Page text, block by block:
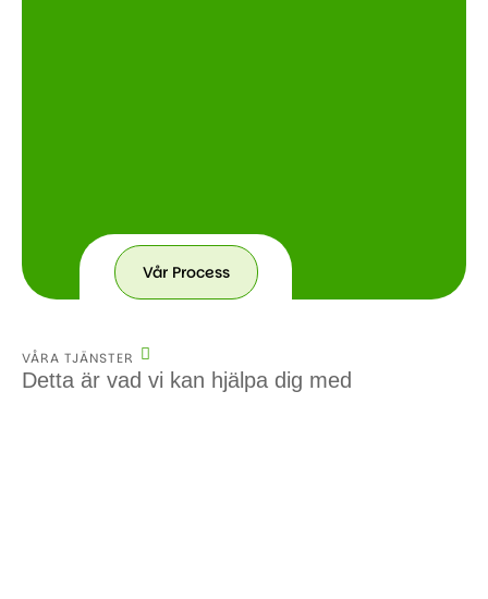
Vår Process
VÅRA TJÄNSTER
Detta är vad vi kan hjälpa dig med